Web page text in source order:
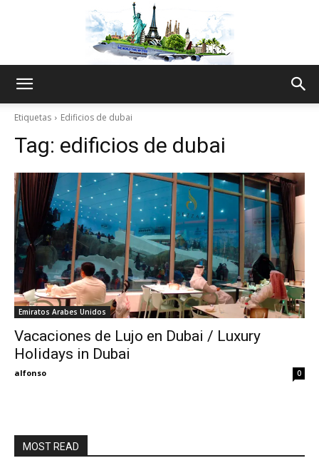
Thru
My
Etiquetas Edificios de dubai
Tag: edificios de dubai
Emiratos Arabes Unidos
Vacaciones de Lujo en Dubai / Luxury
Holidays in Dubai
alfonso 0
MOST READ